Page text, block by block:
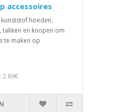
accessoires
kunststof hoeden,
takken en knopen om
te maken op
2.89€